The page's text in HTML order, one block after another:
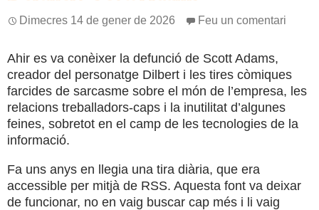
Dimecres 14 de gener de 2026 Feu un comentari
Ahir es va conèixer la defunció de Scott Adams,
creador del personatge Dilbert i les tires còmiques
farcides de sarcasme sobre el món de l’empresa, les
relacions treballadors-caps i la inutilitat d’algunes
feines, sobretot en el camp de les tecnologies de la
informació.
Fa uns anys en llegia una tira diària, que era
accessible per mitjà de RSS. Aquesta font va deixar
de funcionar, no en vaig buscar cap més i li vaig